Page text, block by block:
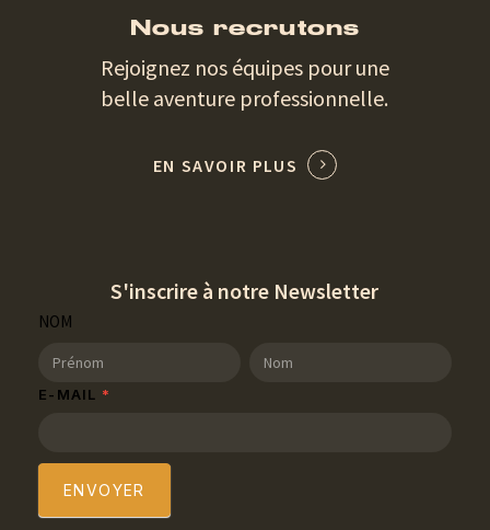
Nous recrutons
Rejoignez nos équipes pour une
belle aventure professionnelle.
EN SAVOIR PLUS
S'inscrire à notre Newsletter
SDT
Newsletter
NOM
NOM
E-MAIL *
ENVOYER